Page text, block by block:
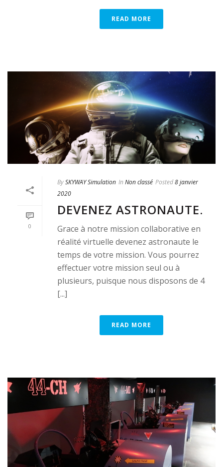
READ MORE
0
BySKYWAY Simulation In Non classé Posted8 janvier
2020
DEVENEZ ASTRONAUTE.
Grace à notre mission collaborative en
réalité virtuelle devenez astronaute le
temps de votre mission. Vous pourrez
effectuer votre mission seul ou à
plusieurs, puisque nous disposons de 4
[...]
READ MORE